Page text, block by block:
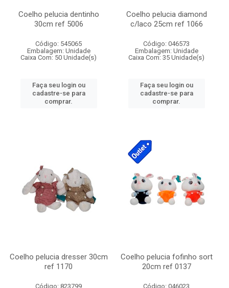
Coelho pelucia dentinho
30cm ref 5006
Código: 545065
Embalagem: Unidade
Caixa Com: 50 Unidade(s)
Faça seu login ou
cadastre-se para
comprar.
Coelho pelucia diamond
c/laco 25cm ref 1066
Código: 046573
Embalagem: Unidade
Caixa Com: 35 Unidade(s)
Faça seu login ou
cadastre-se para
comprar.
Coelho pelucia dresser 30cm
ref 1170
Código: 823799
Coelho pelucia fofinho sort
20cm ref 0137
Código: 046023